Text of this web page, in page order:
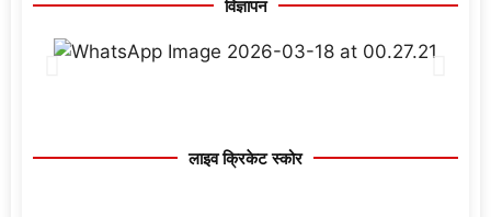
विज्ञापन
लाइव क्रिकेट स्कोर